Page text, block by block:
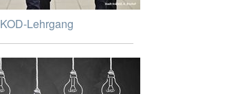
KOD-Lehrgang